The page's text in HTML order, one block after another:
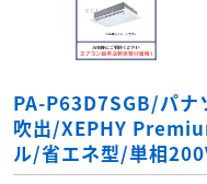
PA-P63D7SGB/パナ
吹出/XEPHY
ル/省エネ型/単相